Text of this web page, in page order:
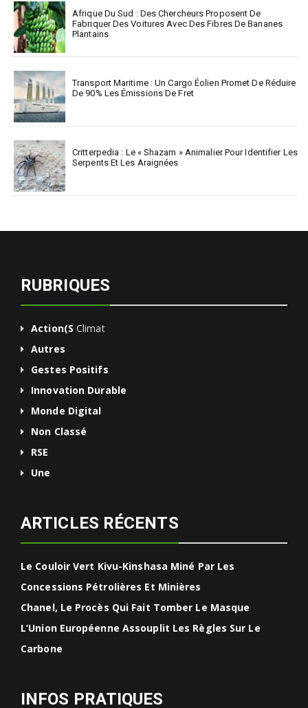
Afrique Du Sud : Des Chercheurs Proposent De
Fabriquer Des Voitures Avec Des Fibres De Bananes
Plantains
Transport Maritime : Un Cargo Éolien Promet De Réduire
De 90% Les Émissions De Fret
Critterpedia : Le « Shazam » Animalier Pour Identifier Les
Serpents Et Les Araignées
RUBRIQUES
Action(s Climat
Autres
Gestes Positifs
Innovation Durable
Monde Digital
Non Classé
RSE
Une
ARTICLES RÉCENTS
Le Couloir Vert Kivu-Kinshasa Miné Par Les
Concessions Pétrolières Et Minières
Chanel, Le Procès Qui Fait Tomber Le Masque
L’Union Européenne Assouplit Les Règles Sur Le
Carbone
INFOS PRATIQUES